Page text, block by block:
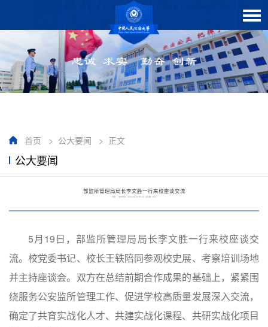
首页 > 公大要闻 > 正文
公大要闻
部监所管理局局长李文胜一行来校座谈交流
作者： 发布时间：2026-05-25 08:06 点击数： 554
5月19日，部监所管理局局长李文胜一行来校座谈交
流。校党委书记、校长王轶陪同参观校史展、考察培训场地
并主持座谈会。双方在总结前期合作成果的基础上，紧紧围
绕服务公安监所管理工作、促进学校高质量发展深入交流，
确定了共育实战化人才、共建实战化课程、共研实战化项目